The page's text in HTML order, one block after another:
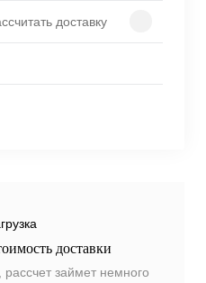
доставку
доставки
займет немного